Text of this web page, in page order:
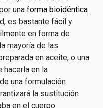
una forma bioidéntica
es bastante fácil y
en forma de
mayoría de las
en aceite, o una
hacerla en la
una formulación
la sustitución
en el cuerpo.